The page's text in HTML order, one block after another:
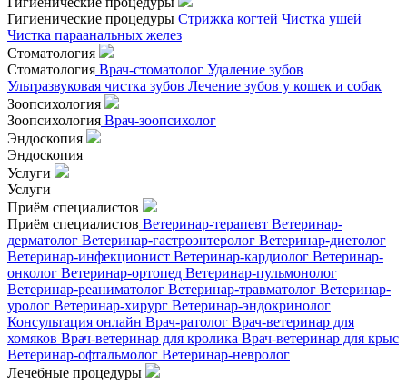
Гигиенические процедуры Стрижка когтей Чистка ушей
Чистка параанальных желез
Стоматология
Стоматология Врач-стоматолог Удаление зубов
Ультразвуковая чистка зубов Лечение зубов у кошек и собак
Зоопсихология
Зоопсихология Врач-зоопсихолог
Эндоскопия
Эндоскопия
Услуги
Услуги
Приём специалистов
Приём специалистов Ветеринар-терапевт Ветеринар-
дерматолог Ветеринар-гастроэнтеролог Ветеринар-диетолог
Ветеринар-инфекционист Ветеринар-кардиолог Ветеринар-
онколог Ветеринар-ортопед Ветеринар-пульмонолог
Ветеринар-реаниматолог Ветеринар-травматолог Ветеринар-
уролог Ветеринар-хирург Ветеринар-эндокринолог
Консультация онлайн Врач-ратолог Врач-ветеринар для
хомяков Врач-ветеринар для кролика Врач-ветеринар для крыс
Ветеринар-офтальмолог Ветеринар-невролог
Лечебные процедуры